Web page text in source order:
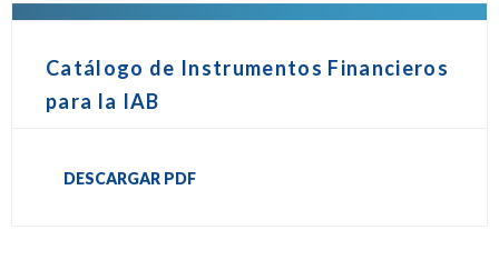
Catálogo de Instrumentos Financieros
para la IAB
DESCARGAR PDF